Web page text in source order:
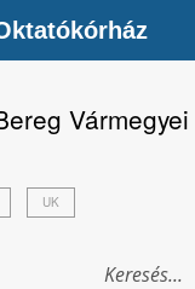
Vármegyei
UK